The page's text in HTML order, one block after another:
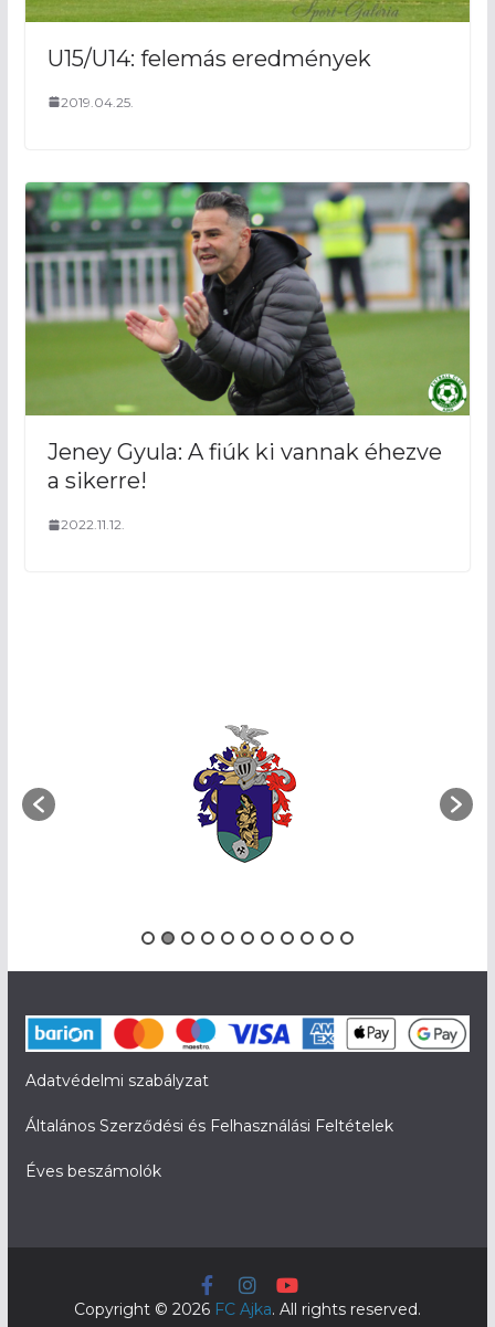
U15/U14: felemás eredmények
2019.04.25.
Jeney Gyula: A fiúk ki vannak éhezve
a sikerre!
2022.11.12.
Adatvédelmi szabályzat
Általános Szerződési és Felhasználási Feltételek
Éves beszámolók
Copyright © 2026 FC Ajka. All rights reserved.